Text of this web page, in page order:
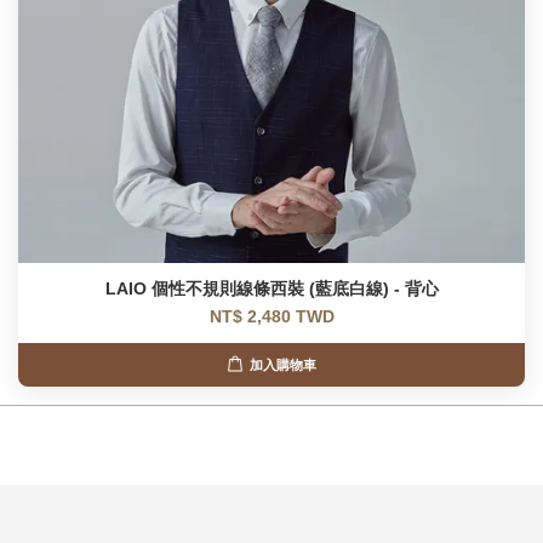
LAIO 個性不規則線條西裝 (藍底白線) - 背心
NT$ 2,480 TWD
加入購物車